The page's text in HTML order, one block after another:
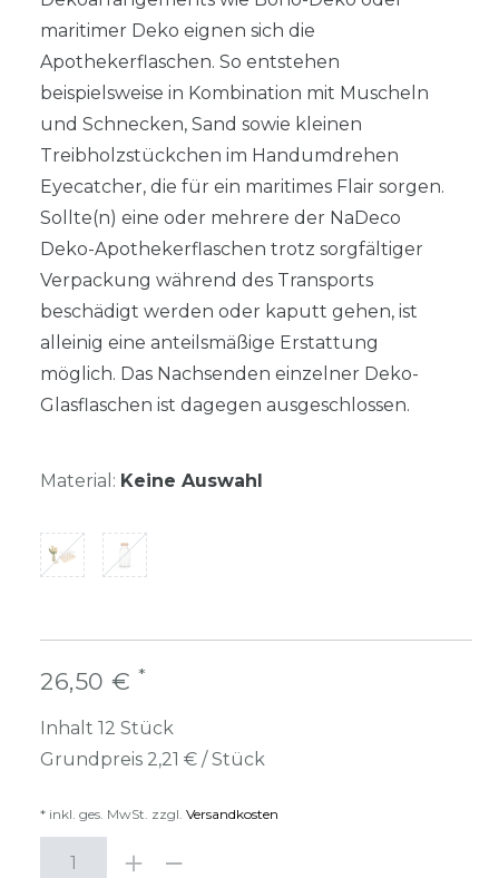
maritimer Deko eignen sich die
Apothekerflaschen. So entstehen
beispielsweise in Kombination mit Muscheln
und Schnecken, Sand sowie kleinen
Treibholzstückchen im Handumdrehen
Eyecatcher, die für ein maritimes Flair sorgen.
Sollte(n) eine oder mehrere der NaDeco
Deko-Apothekerflaschen trotz sorgfältiger
Verpackung während des Transports
beschädigt werden oder kaputt gehen, ist
alleinig eine anteilsmäßige Erstattung
möglich. Das Nachsenden einzelner Deko-
Glasflaschen ist dagegen ausgeschlossen.
Material: Keine Auswahl
26,50 € *
Inhalt 12 Stück
Grundpreis 2,21 € / Stück
* inkl. ges. MwSt. zzgl. Versandkosten